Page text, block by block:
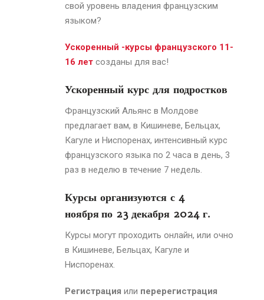
свой уровень владения французским
языком?
Ускоренный -курсы французского 11-
16 лет созданы для вас!
Ускоренный курс для подростков
Французский Альянс в Молдове
предлагает вам, в Кишиневе, Бельцах,
Кагуле и Ниспоренах, интенсивный курс
французского языка по 2 часа в день, 3
раз в неделю в течение 7 недель.
Курсы организуются с 4
ноябряпо 23 декабря 2024 г.
Курсы могут проходить онлайн, или очно
в Кишиневе, Бельцах, Кагуле и
Ниспоренах.
Регистрация или перерегистрация